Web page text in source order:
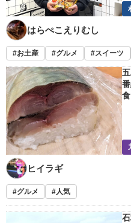
はらぺこえりむし
お土産 グルメ スイーツ
食
ヒイラギ
グルメ 人気